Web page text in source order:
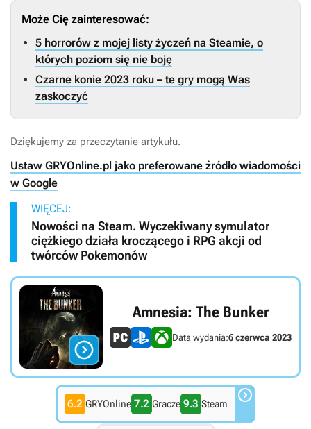
Może Cię zainteresować:
5 horrorów z mojej listy życzeń na Steamie, o
których poziom się nie boję
Czarne konie 2023 roku – te gry mogą Was
zaskoczyć
Dziękujemy za przeczytanie artykułu.
Ustaw GRYOnline.pl jako preferowane źródło wiadomości
w Google
WIĘCEJ:
Nowości na Steam. Wyczekiwany symulator
ciężkiego działa kroczącego i RPG akcji od
twórców Pokemonów

Amnesia: The Bunker
Data wydania:6 czerwca 2023
6.2 GRYOnline 7.2 Gracze 9.3 Steam 